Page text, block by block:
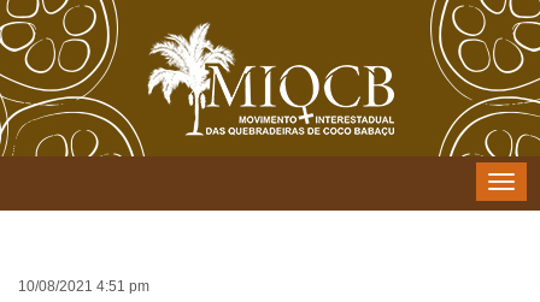
Menu
10/08/2021 4:51 pm